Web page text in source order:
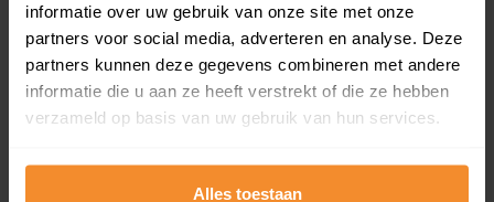
informatie over uw gebruik van onze site met onze
partners voor social media, adverteren en analyse. Deze
partners kunnen deze gegevens combineren met andere
informatie die u aan ze heeft verstrekt of die ze hebben
verzameld op basis van uw gebruik van hun services.
Alles toestaan
Direct leverbaar
Kadastrale kaart pakket
Een uitgebreid overzicht van het perceel en